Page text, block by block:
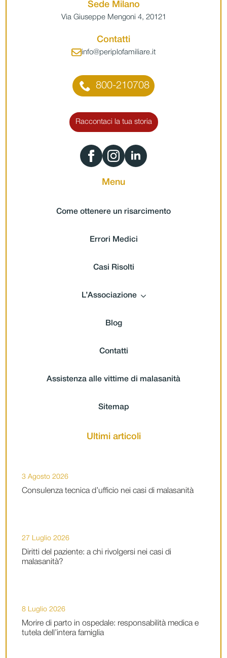
Sede Milano
Via Giuseppe Mengoni 4, 20121
Contatti
info@periplofamiliare.it
800-210708
Raccontaci la tua storia
Menu
Come ottenere un risarcimento
Errori Medici
Casi Risolti
L’Associazione
Blog
Contatti
Assistenza alle vittime di malasanità
Sitemap
Ultimi articoli
Consulenza tecnica d’ufficio nei casi di malasanità
3 Agosto 2026
Diritti del paziente: a chi rivolgersi nei casi di
malasanità?
27 Luglio 2026
Morire di parto in ospedale: responsabilità medica e
tutela dell’intera famiglia
8 Luglio 2026